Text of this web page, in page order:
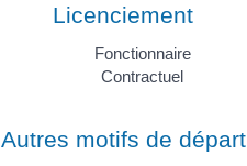
Licenciement
Fonctionnaire
Contractuel
Autres motifs de départ